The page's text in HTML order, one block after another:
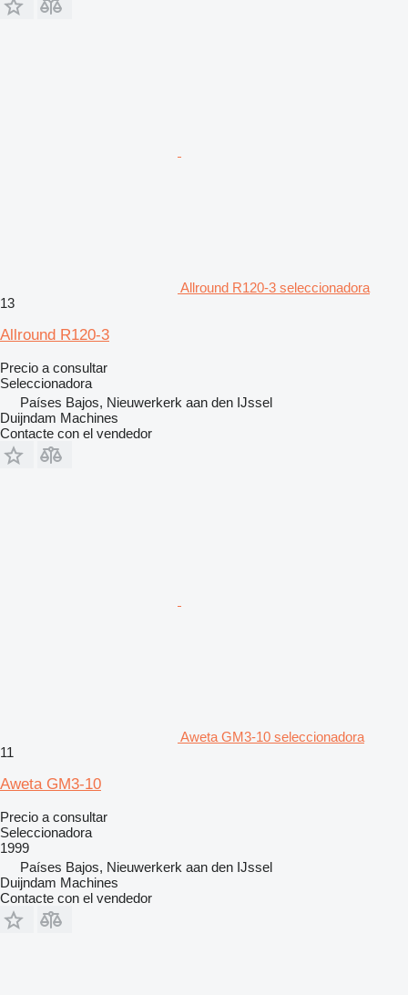
Allround R120-3 seleccionadora
13
Allround R120-3
Precio a consultar
Seleccionadora
Países Bajos, Nieuwerkerk aan den IJssel
Duijndam Machines
Contacte con el vendedor
Aweta GM3-10 seleccionadora
11
Aweta GM3-10
Precio a consultar
Seleccionadora
1999
Países Bajos, Nieuwerkerk aan den IJssel
Duijndam Machines
Contacte con el vendedor